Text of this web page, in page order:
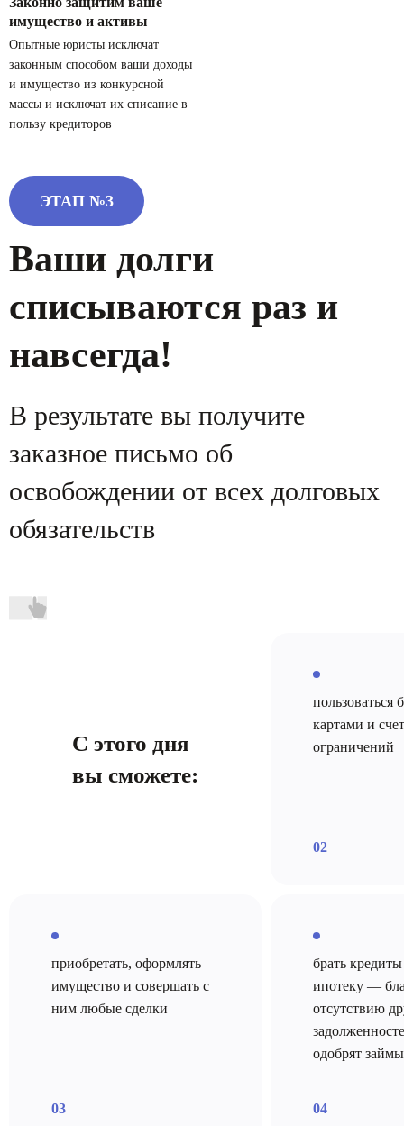
имущество и активы
Опытные юристы исключат
законным способом ваши доходы
и имущество из конкурсной
массы и исключат их списание в
пользу кредиторов
ЭТАП №3
Ваши долги
списываются раз и
навсегда!
В результате вы получите
заказное письмо об
освобождении от всех долговых
обязательств
С этого дня
вы сможете:
пользоваться
картами и
ограничений
приобретать, оформлять
имущество и совершать с
ним любые сделки
брать
ипотеку —
отсутствию
одобрят займы